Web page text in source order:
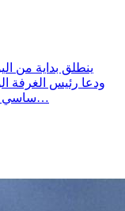
ودعا رئيس الغرفة
ساسي التجار في كامل تراب الجهورية إلى الانخراط…